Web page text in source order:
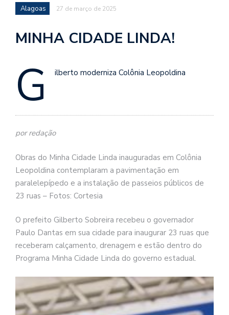
Alagoas 27 de março de 2025
MINHA CIDADE LINDA!
G ilberto moderniza Colônia Leopoldina
por redação
Obras do Minha Cidade Linda inauguradas em Colônia
Leopoldina contemplaram a pavimentação em
paralelepípedo e a instalação de passeios públicos de
23 ruas – Fotos: Cortesia
O prefeito Gilberto Sobreira recebeu o governador
Paulo Dantas em sua cidade para inaugurar 23 ruas que
receberam calçamento, drenagem e estão dentro do
Programa Minha Cidade Linda do governo estadual.